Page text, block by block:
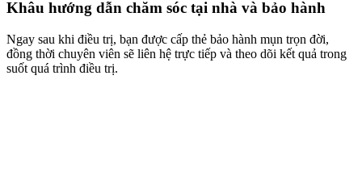
Khâu hướng dẫn chăm sóc tại nhà và bảo hành
Ngay sau khi điều trị, bạn được cấp thẻ bảo hành mụn trọn đời,
đồng thời chuyên viên sẽ liên hệ trực tiếp và theo dõi kết quả trong
suốt quá trình điều trị.